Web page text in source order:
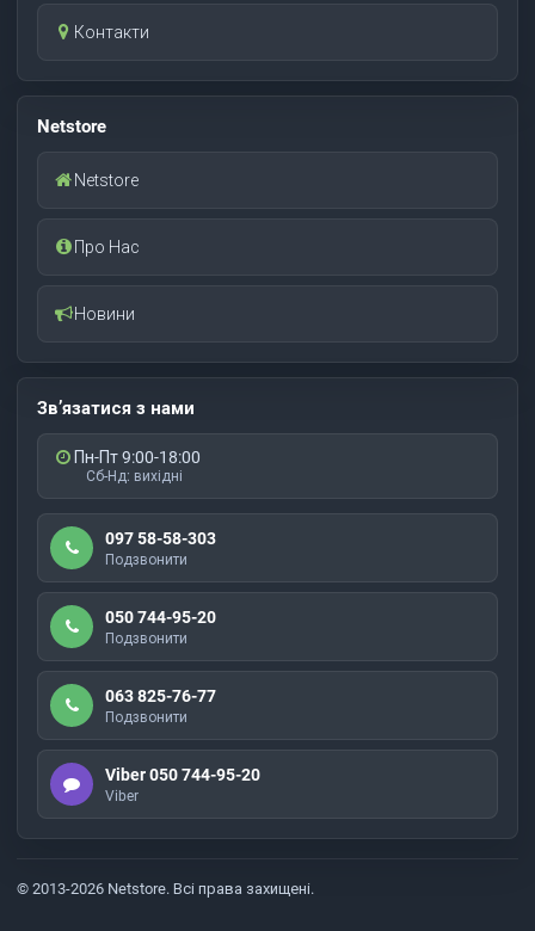
Контакти
Netstore
Netstore
Про Нас
Новини
Зв’язатися з нами
Пн-Пт 9:00-18:00
Сб-Нд: вихідні
097 58-58-303
Подзвонити
050 744-95-20
Подзвонити
063 825-76-77
Подзвонити
Viber 050 744-95-20
Viber
© 2013-2026 Netstore. Всі права захищені.